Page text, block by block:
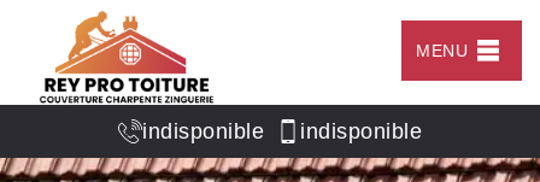
MENU
indisponible indisponible